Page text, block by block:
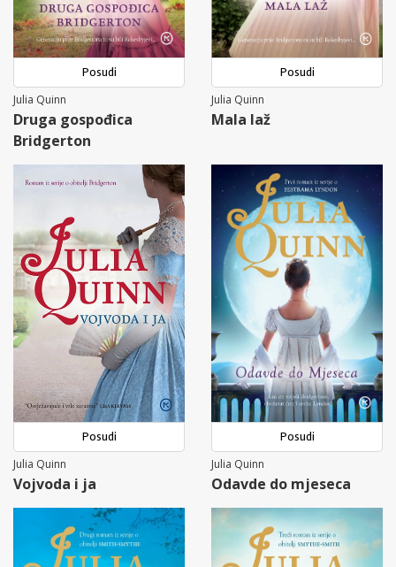
Posudi
Julia Quinn
Druga gospođica
Bridgerton
Posudi
Julia Quinn
Mala laž
Posudi
Julia Quinn
Vojvoda i ja
Posudi
Julia Quinn
Odavde do mjeseca